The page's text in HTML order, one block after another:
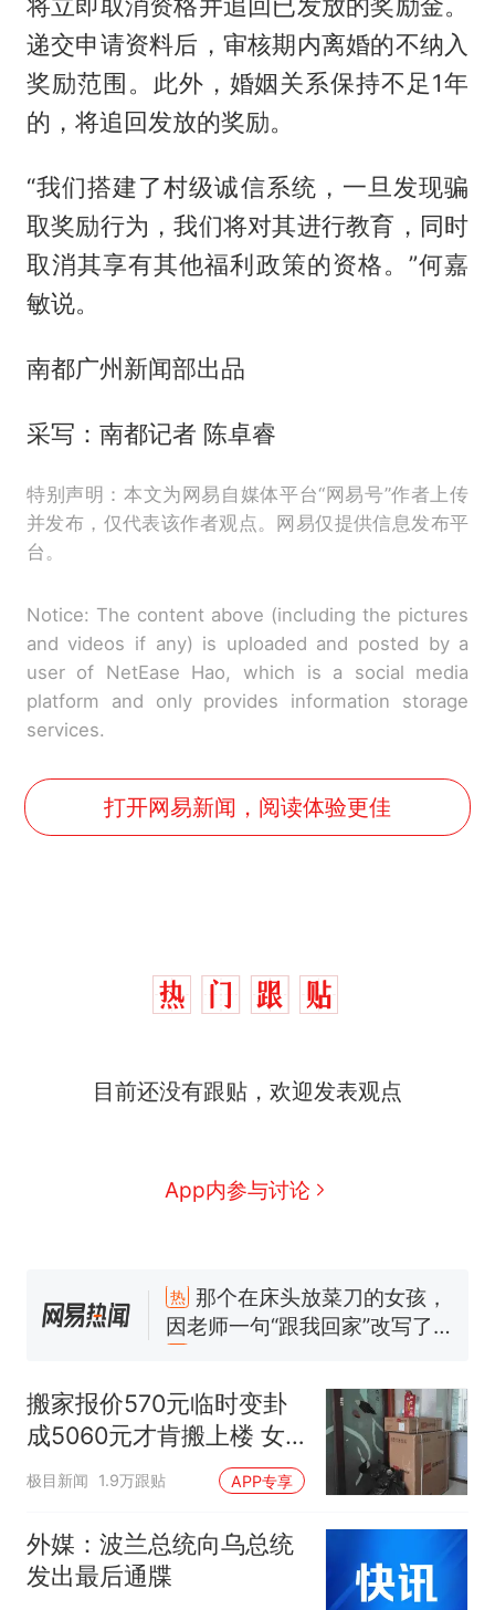
递交申请资料后，审核期内离婚的不纳入
奖励范围。此外，婚姻关系保持不足1年
的，将追回发放的奖励。
“我们搭建了村级诚信系统，一旦发现骗
取奖励行为，我们将对其进行教育，同时
取消其享有其他福利政策的资格。”何嘉
敏说。
南都广州新闻部出品
采写：南都记者 陈卓睿
特别声明：本文为网易自媒体平台“网易号”作者上传
并发布，仅代表该作者观点。网易仅提供信息发布平
台。
Notice: The content above (including the pictures
and videos if any) is uploaded and posted by a
user of NetEase Hao, which is a social media
platform and only provides information storage
services.
打开网易新闻，阅读体验更佳
目前还没有跟贴，欢迎发表观点
App内参与讨论
人生
新 搬家报价570元，搬到楼下
交5060元才肯搬上楼！女子傻
电力部门回应
佛山一中学招聘物理教师，笔
试前13名均遭淘汰？教育局：
已叫停招聘，成立调查组全面
“不建议大家买深色蛋糕”上热
南航一航班疑向乘客发放西梅
汁，致多名乘客在飞行途中排
队上厕所！乘客：机上100多
那个在床头放菜刀的女孩，
搬家报价570元临时变卦
成5060元才肯搬上楼 女
子傻眼
极目新闻 1.9万跟贴 APP专享
外媒：波兰总统向乌总统
发出最后通牒